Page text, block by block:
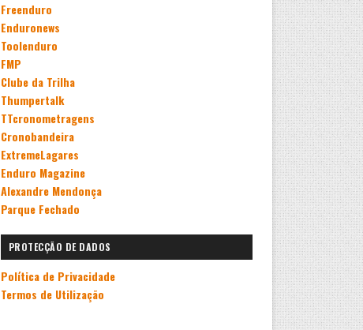
Freenduro
Enduronews
Toolenduro
FMP
Clube da Trilha
Thumpertalk
TTcronometragens
Cronobandeira
ExtremeLagares
Enduro Magazine
Alexandre Mendonça
Parque Fechado
PROTECÇÃO DE DADOS
Política de Privacidade
Termos de Utilização